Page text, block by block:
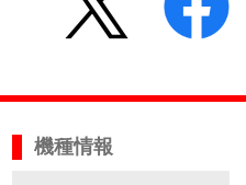
機種情報